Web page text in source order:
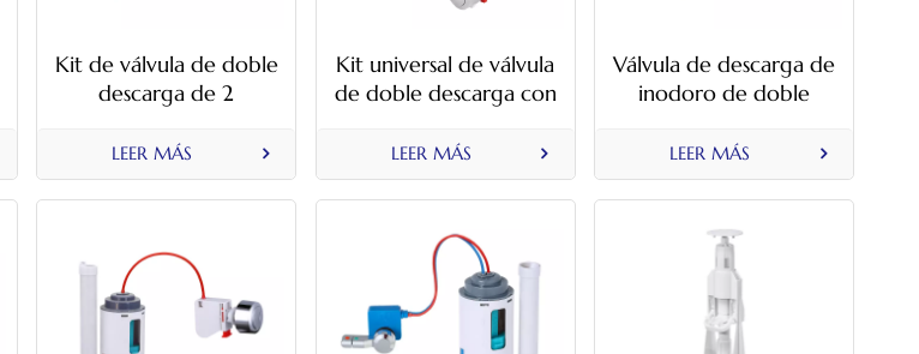
Kit de válvula de doble
descarga de 2
por cable para tanque
de inodoro
LEER MÁS
Kit universal de válvula
de doble descarga con
reemplazo de tanque
de inodoro
LEER MÁS
Válvula de descarga de
inodoro de doble
por cable
LEER MÁS